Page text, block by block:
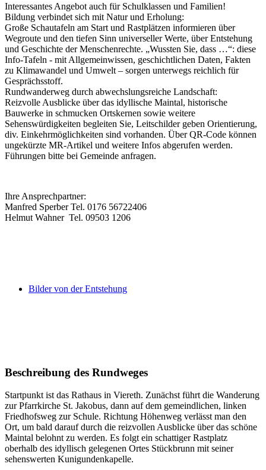
Interessantes Angebot auch für Schulklassen und Familien!
Bildung verbindet sich mit Natur und Erholung:
Große Schautafeln am Start und Rastplätzen informieren über
Wegroute und den tiefen Sinn universeller Werte, über Entstehung
und Geschichte der Menschenrechte. „Wussten Sie, dass …“: diese
Info-Tafeln - mit Allgemeinwissen, geschichtlichen Daten, Fakten
zu Klimawandel und Umwelt – sorgen unterwegs reichlich für
Gesprächsstoff.
Rundwanderweg durch abwechslungsreiche Landschaft:
Reizvolle Ausblicke über das idyllische Maintal, historische
Bauwerke in schmucken Ortskernen sowie weitere
Sehenswürdigkeiten begleiten Sie, Leitschilder geben Orientierung,
div. Einkehrmöglichkeiten sind vorhanden. Über QR-Code können
ungekürzte MR-Artikel und weitere Infos abgerufen werden.
Führungen bitte bei Gemeinde anfragen.
Ihre Ansprechpartner:
Manfred Sperber Tel. 0176 56722406
Helmut Wahner Tel. 09503 1206
Bilder von der Entstehung
Beschreibung des Rundweges
Startpunkt ist das Rathaus in Viereth. Zunächst führt die Wanderung
zur Pfarrkirche St. Jakobus, dann auf dem gemeindlichen, linken
Friedhofsweg zur Schule. Richtung Höhenweg verlässt man den
Ort, um bald darauf durch die reizvollen Ausblicke über das schöne
Maintal belohnt zu werden. Es folgt ein schattiger Rastplatz
oberhalb des idyllisch gelegenen Ortes Stückbrunn mit seiner
sehenswerten Kunigundenkapelle.